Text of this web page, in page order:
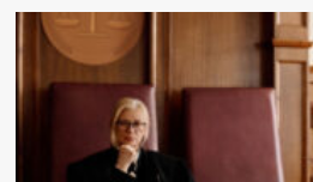
o
stomatologii
–
poznaj